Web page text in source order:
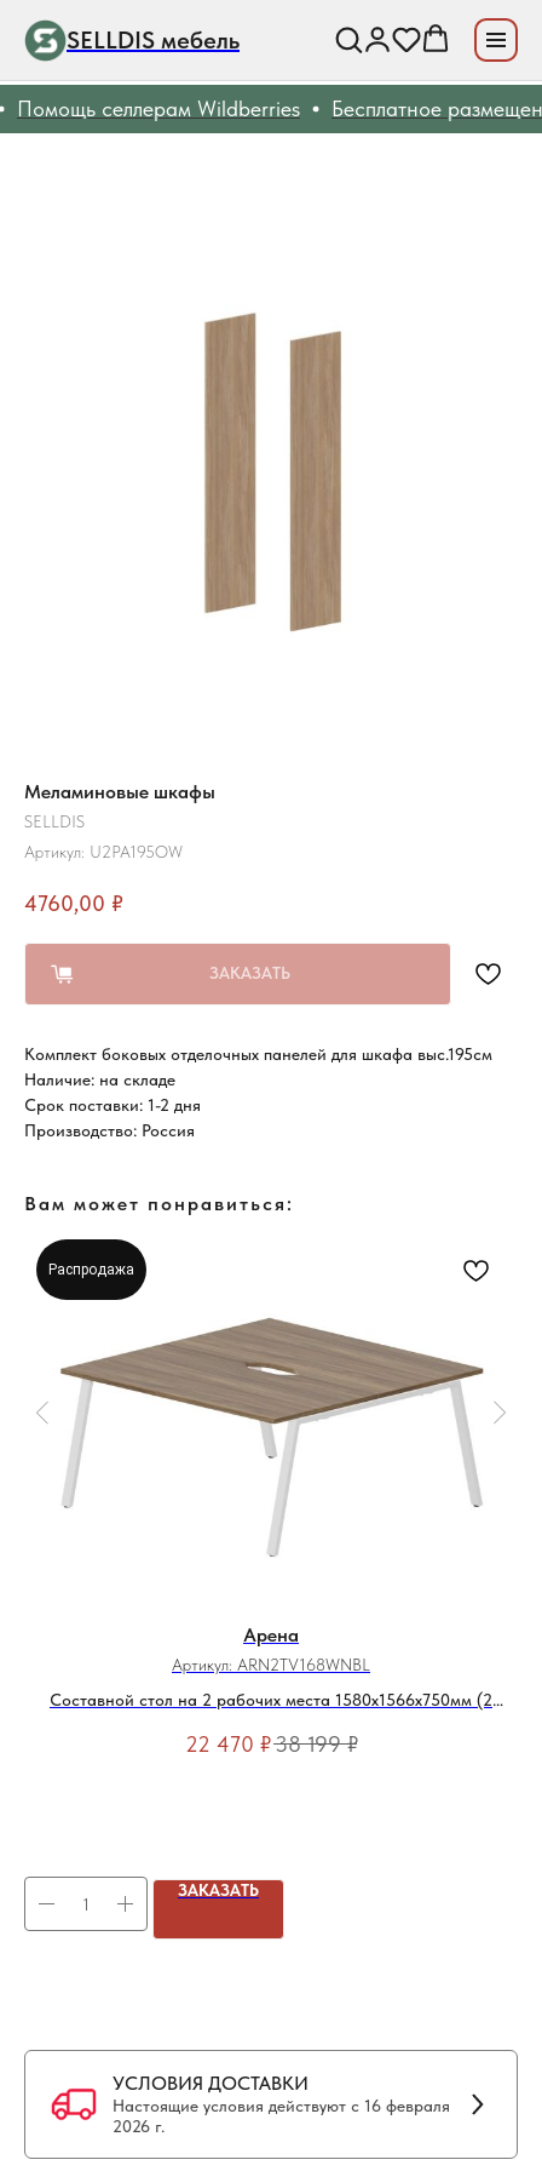
SELLDIS мебель
Помощь селлерам Wildberries Бесплатное
Меламиновые шкафы
SELLDIS
Артикул: U2PA195OW
4760,00 ₽
ЗАКАЗАТЬ
Комплект боковых отделочных панелей для шкафа выс.195см
Наличие: на складе
Срок поставки: 1-2 дня
Производство: Россия
Вам может понравиться:
Распродажа
Арена
Артикул: ARN2TV168WNBL
Составной стол на 2 рабочих места 1580х1566х750мм (2
22 470 ₽38 199 ₽
ЗАКАЗАТЬ
УСЛОВИЯ ДОСТАВКИ
Настоящие условия действуют с 16 февраля
2026 г.